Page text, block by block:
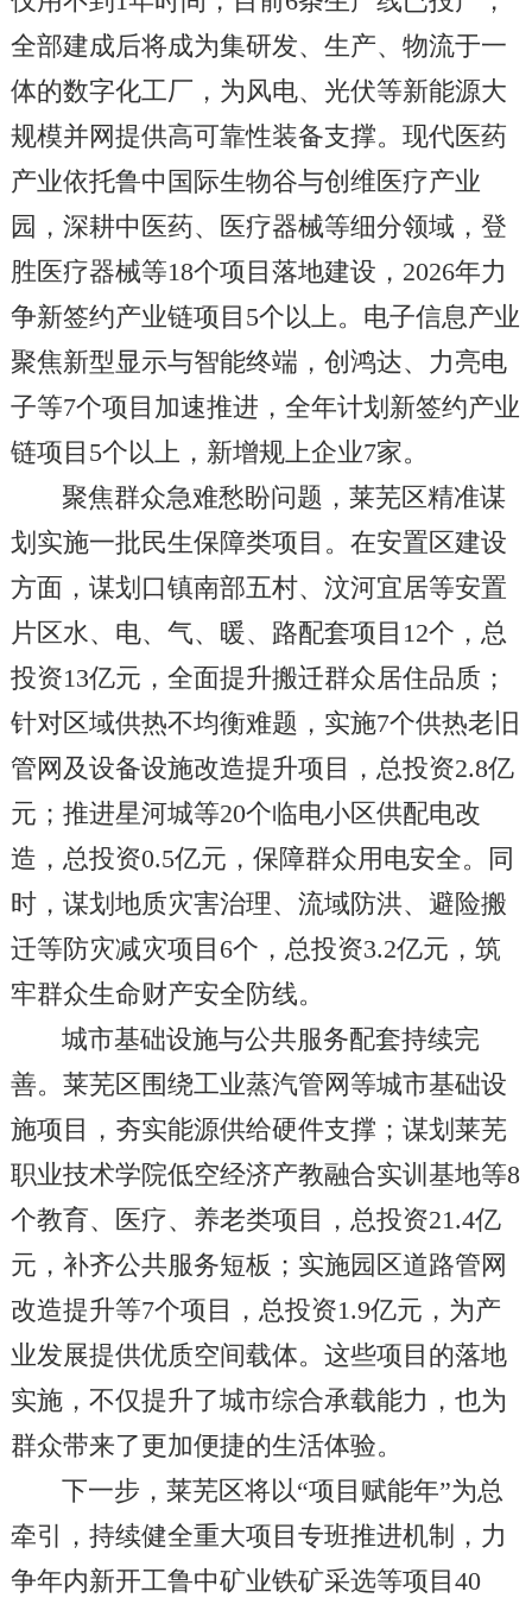
全部建成后将成为集研发、生产、物流于一
体的数字化工厂，为风电、光伏等新能源大
规模并网提供高可靠性装备支撑。现代医药
产业依托鲁中国际生物谷与创维医疗产业
园，深耕中医药、医疗器械等细分领域，登
胜医疗器械等18个项目落地建设，2026年力
争新签约产业链项目5个以上。电子信息产业
聚焦新型显示与智能终端，创鸿达、力亮电
子等7个项目加速推进，全年计划新签约产业
链项目5个以上，新增规上企业7家。
聚焦群众急难愁盼问题，莱芜区精准谋
划实施一批民生保障类项目。在安置区建设
方面，谋划口镇南部五村、汶河宜居等安置
片区水、电、气、暖、路配套项目12个，总
投资13亿元，全面提升搬迁群众居住品质；
针对区域供热不均衡难题，实施7个供热老旧
管网及设备设施改造提升项目，总投资2.8亿
元；推进星河城等20个临电小区供配电改
造，总投资0.5亿元，保障群众用电安全。同
时，谋划地质灾害治理、流域防洪、避险搬
迁等防灾减灾项目6个，总投资3.2亿元，筑
牢群众生命财产安全防线。
城市基础设施与公共服务配套持续完
善。莱芜区围绕工业蒸汽管网等城市基础设
施项目，夯实能源供给硬件支撑；谋划莱芜
职业技术学院低空经济产教融合实训基地等8
个教育、医疗、养老类项目，总投资21.4亿
元，补齐公共服务短板；实施园区道路管网
改造提升等7个项目，总投资1.9亿元，为产
业发展提供优质空间载体。这些项目的落地
实施，不仅提升了城市综合承载能力，也为
群众带来了更加便捷的生活体验。
下一步，莱芜区将以“项目赋能年”为总
牵引，持续健全重大项目专班推进机制，力
争年内新开工鲁中矿业铁矿采选等项目40